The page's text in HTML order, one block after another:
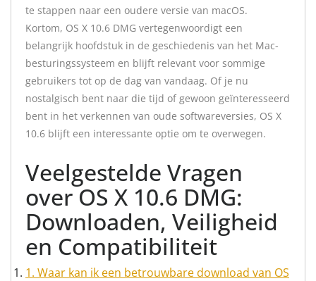
te stappen naar een oudere versie van macOS.
Kortom, OS X 10.6 DMG vertegenwoordigt een
belangrijk hoofdstuk in de geschiedenis van het Mac-
besturingssysteem en blijft relevant voor sommige
gebruikers tot op de dag van vandaag. Of je nu
nostalgisch bent naar die tijd of gewoon geïnteresseerd
bent in het verkennen van oude softwareversies, OS X
10.6 blijft een interessante optie om te overwegen.
Veelgestelde Vragen
over OS X 10.6 DMG:
Downloaden, Veiligheid
en Compatibiliteit
1. Waar kan ik een betrouwbare download van OS